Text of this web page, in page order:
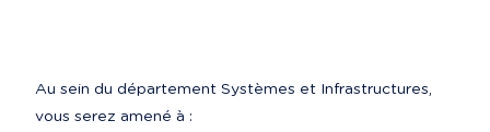
Au sein du département Systèmes et Infrastructures,
vous serez amené à :